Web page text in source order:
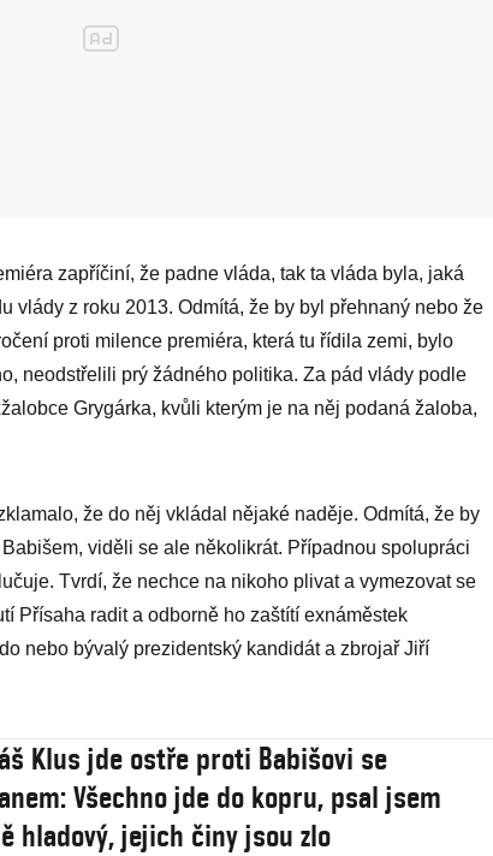
zapříčiní, že padne vláda, tak ta vláda byla, jaká
vlády z roku 2013. Odmítá, že by byl přehnaný nebo že
proti milence premiéra, která tu řídila zemi, bylo
neodstřelili prý žádného politika. Za pád vlády podle
Grygárka, kvůli kterým je na něj podaná žaloba,
že do něj vkládal nějaké naděje. Odmítá, že by
viděli se ale několikrát. Případnou spolupráci
Tvrdí, že nechce na nikoho plivat a vymezovat se
Přísaha radit a odborně ho zaštítí exnáměstek
nebo bývalý prezidentský kandidát a zbrojař Jiří
Klus jde ostře proti Babišovi se
Všechno jde do kopru, psal jsem
hladový, jejich činy jsou zlo